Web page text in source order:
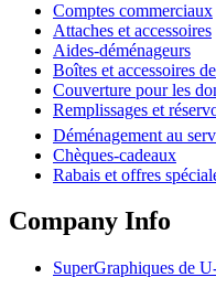
Comptes commerciaux
Attaches et accessoires
Aides-déménageurs
Boîtes et accessoires
Couverture pour les
Remplissages et
Déménagement au
Chèques-cadeaux
Rabais et offres
Company Info
SuperGraphiques de